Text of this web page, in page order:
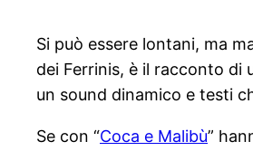
Si può essere lontani, ma
dei Ferrinis, è il racconto di
un sound dinamico e testi
Se con “Coca e Malibù”